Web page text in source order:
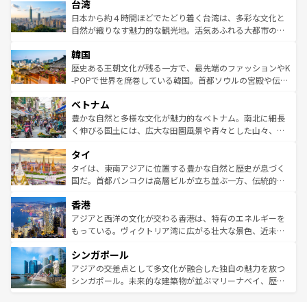
ならではの贅沢な旅のスタイルだ。 なお、新着のアメリカ
情報はコンテンツ一覧を参照してほしい。
れるおもてなしの心で訪れる人々を迎えてくれるハワイの
人々、おいしいローカルフードやハワイアンミュージッ
ク、伝統的なフラダンスなど、すべてがハワイの魅力を彩
ワイを、存分に味わってほしい。 なお、新着のハワイ情報
はコンテンツ一覧を参照してほしい。
リアリーフや大陸中央部にそびえるウルル（エアーズロッ
ク）、タスマニアの美しい原生林やケアンズの熱帯雨林な
ど、見どころがたくさん。また、カフェやワイン、オージ
いる。アクティビティも充実しており、サーフィンやダイ
ビング、ハイキングなど、アウトドア好きにはたまらな
い。オーストラリアの多彩な魅力を存分に味わいつくそ
参照してほしい。
台湾
日本から約４時間ほどでたどり着く台湾は、多彩な文化と
自然が織りなす魅力的な観光地。活気あふれる大都市の台
ン）、静ひつな山岳地帯である台湾東部など、都市の喧騒
と山間の静けさが共存しており、訪れる人に新しい発見と
驚きをもたらしてくれる。また、奥深い台湾の食文化も魅
容にもいいと評判のスイーツなど、バラエティ豊かな料理
が味わえる。 なお、新着の台湾情報は コンテンツ一覧を参
照してほしい。
韓国
歴史ある王朝文化が残る一方で、最先端のファッションやK
-POPで世界を席巻している韓国。首都ソウルの宮殿や伝統
き、地方に足を延ばせば四季折々の自然美を楽しむことが
できる。そして、キムチや焼肉、絶品のストリートフード
まで、さまざまな韓国料理が待っている。夜には、韓国な
リティに包まれながら、韓国の多彩な魅力を心ゆくまで味
わってみてほしい。 なお、新着の韓国情報はコンテンツ一
覧を参照してほしい。
ベトナム
豊かな自然と多様な文化が魅力的なベトナム。南北に細長
く伸びる国土には、広大な田園風景や青々とした山々、世
急速な発展と共に伝統が息づく。ハノイの古い町並みやホ
ーチミン市のフランス統治時代の建物も、独特の雰囲気を
醸し出している。また、バラエティの豊かさとおいしさで
とつ。フォーやバインミー、ベトナムコーヒーなどは、ぜ
ひ現地で味わいたい。どの地域を訪れてもあたたかい人々
が旅行者を迎えてくれるので、きっと忘れられない旅にな
参照してほしい。
タイ
タイは、東南アジアに位置する豊かな自然と歴史が息づく
国だ。首都バンコクは高層ビルが立ち並ぶ一方、伝統的な
の活気が交差している。北部ではチェンマイなどの山岳地
帯で自然と触れ合い、南部ではプーケットやクラビの美し
いビーチでリゾート気分を楽しむことができる。タイ料理
激する。気候は一年中温暖で、どの季節にも異なる楽しみ
が待っている。親しみやすいタイの人々、仏教を中心とし
た文化、そして多様な観光資源が、訪れる旅人を魅了し続
香港
アジアと西洋の文化が交わる香港は、特有のエネルギーを
もっている。ヴィクトリア湾に広がる壮大な景色、近未来
み、どこを訪れても感動するはず。観光スポットが密集し
ており、効率よく見どころを回れるのも魅力。息をのむよ
うな絶景から文化的な体験まで、香港を存分に楽しみ尽く
シンガポール
アジアの交差点として多文化が融合した独自の魅力を放つ
シンガポール。未来的な建築物が並ぶマリーナベイ、歴史